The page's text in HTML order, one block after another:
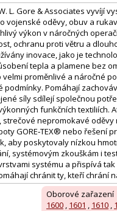
L. Gore & Associates vyvíjí
vojenské oděvy, obuv a
výkon v náročných
ochranu proti větru a
inovace, jako je
tepla a plamene bez
proměnlivé a náročné
Pomáhají
síly sdílejí společnou
funkčních textiliích.
strečové nepromokavé
GORE‑TEX® nebo
aby poskytovaly nízkou
systémovým zkouškám i
systému a přispívá
chránit ty, kteří chrání
Oborové zařazení
1600 , 1601 , 1610 ,